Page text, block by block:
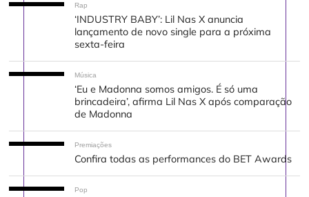
Rap
‘INDUSTRY BABY’: Lil Nas X anuncia
lançamento de novo single para a próxima
sexta-feira
Música
‘Eu e Madonna somos amigos. É só uma
brincadeira’, afirma Lil Nas X após comparação
de Madonna
Premiações
Confira todas as performances do BET Awards
Pop